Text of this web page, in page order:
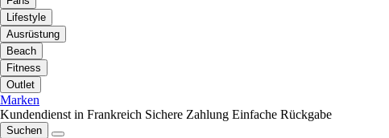
Lifestyle
Ausrüstung
Beach
Fitness
Outlet
Marken
Kundendienst in Frankreich Sichere Zahlung Einfache Rückgabe
Suchen